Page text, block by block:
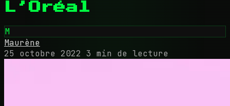
L’Oréal
M
Maurène
25 octobre 2022 3 min de lecture